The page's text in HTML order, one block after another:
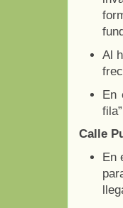
Al
En
Calle
En